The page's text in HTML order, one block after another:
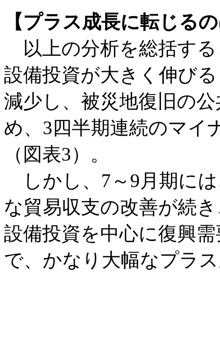
【プラス成長に転じる
以上の分析を総括する
設備投資が大きく伸び
減少し、被災地復旧の
め、3四半期連続のマイ
（図表3）。
しかし、7～9月期に
な貿易収支の改善が続
設備投資を中心に復興
で、かなり大幅なプラ